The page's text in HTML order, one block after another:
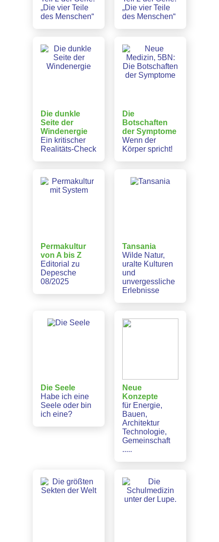
„Die vier Teile
des Menschen“
„Die vier Teile
des Menschen“
Die dunkle
Seite der
Windenergie
Ein kritischer
Realitäts-Check
Die
Botschaften
der Symptome
Wenn der
Körper spricht!
Permakultur
von A bis Z
Editorial zu
Depesche
08/2025
Tansania
Wilde Natur,
uralte Kulturen
und
unvergessliche
Erlebnisse
Die Seele
Habe ich eine
Seele oder bin
ich eine?
Neue
Konzepte
für Energie,
Bauen,
Architektur
Technologie,
Gemeinschaft
.....